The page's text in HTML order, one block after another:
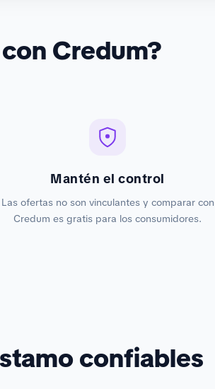
Credum?
Mantén el control
Las ofertas no son vinculantes y comparar con
Credum es gratis para los consumidores.
confiables